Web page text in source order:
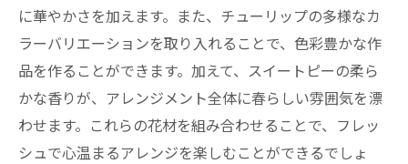
に華やかさを加えます。また、チューリップの多様なカ
ラーバリエーションを取り入れることで、色彩豊かな作
品を作ることができます。加えて、スイートピーの柔ら
かな香りが、アレンジメント全体に春らしい雰囲気を漂
わせます。これらの花材を組み合わせることで、フレッ
シュで心温まるアレンジを楽しむことができるでしょ